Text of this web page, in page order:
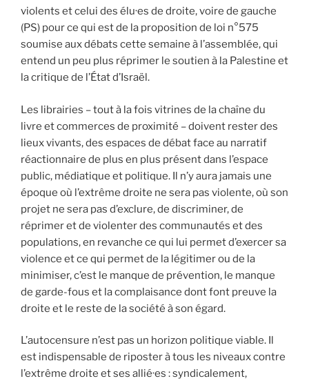
violents et celui des élu·es de droite, voire de gauche
(PS) pour ce qui est de la proposition de loi n°575
soumise aux débats cette semaine à l’assemblée, qui
entend un peu plus réprimer le soutien à la Palestine et
la critique de l’État d’Israël.
Les librairies – tout à la fois vitrines de la chaîne du
livre et commerces de proximité – doivent rester des
lieux vivants, des espaces de débat face au narratif
réactionnaire de plus en plus présent dans l’espace
public, médiatique et politique. Il n’y aura jamais une
époque où l’extrême droite ne sera pas violente, où son
projet ne sera pas d’exclure, de discriminer, de
réprimer et de violenter des communautés et des
populations, en revanche ce qui lui permet d’exercer sa
violence et ce qui permet de la légitimer ou de la
minimiser, c’est le manque de prévention, le manque
de garde-fous et la complaisance dont font preuve la
droite et le reste de la société à son égard.
L’autocensure n’est pas un horizon politique viable. Il
est indispensable de riposter à tous les niveaux contre
l’extrême droite et ses allié·es : syndicalement,